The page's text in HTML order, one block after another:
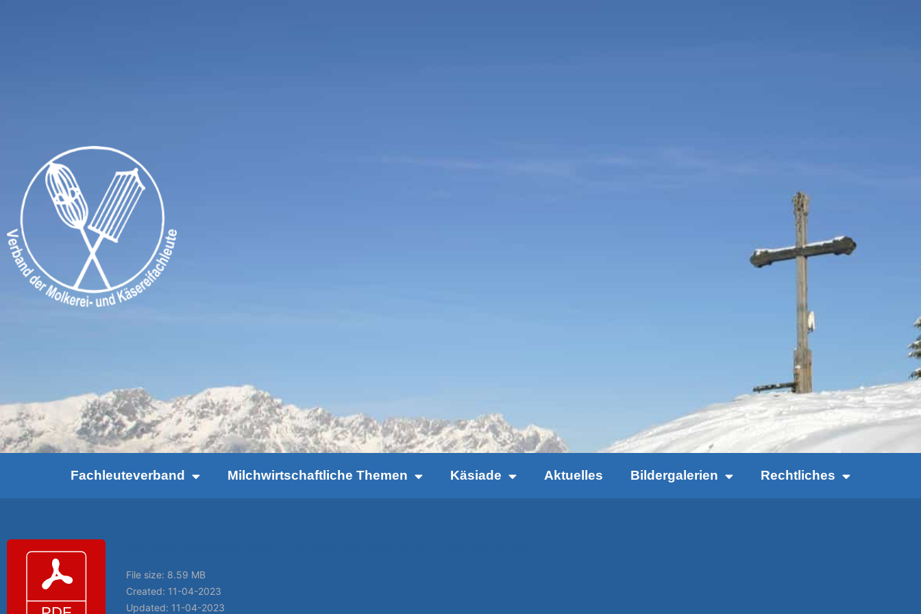
Fachleuteverband Milchwirtschaftliche Themen Käsiade Aktuelles Bildergalerien Rechtliches
File size: 8.59 MB
Created: 11-04-2023
Updated: 11-04-2023